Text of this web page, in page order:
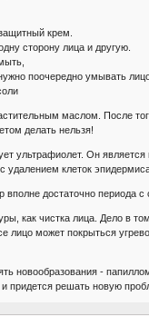
крем.
сторону лица и другую.
поочередно умывать
маслом. После
делать нельзя!
ультрафиолет. Он
удалением клеток
достаточно периода
как чистка лица. Дело
лицо может покрыться
новообразования -
придется решать новую